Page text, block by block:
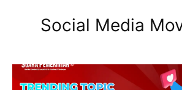
Social Media